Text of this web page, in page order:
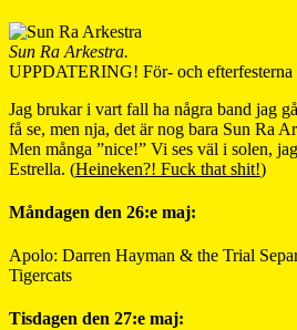
Sun Ra Arkestra.
UPPDATERING! För- och
Jag brukar i vart fall ha några band jag
få se, men nja, det är nog bara Sun Ra
Men många ”nice!” Vi ses väl i solen,
Estrella. (Heineken?! Fuck that shit!)
Måndagen den 26:e maj:
Apolo: Darren Hayman & the Trial
Tigercats
Tisdagen den 27:e maj: